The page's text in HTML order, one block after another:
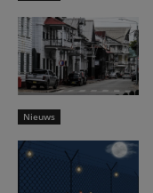
Nieuws